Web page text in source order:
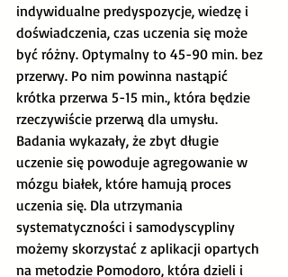
indywidualne predyspozycje, wiedzę i
doświadczenia, czas uczenia się może
być różny. Optymalny to 45-90 min. bez
przerwy. Po nim powinna nastąpić
krótka przerwa 5-15 min., która będzie
rzeczywiście przerwą dla umysłu.
Badania wykazały, że zbyt długie
uczenie się powoduje agregowanie w
mózgu białek, które hamują proces
uczenia się. Dla utrzymania
systematyczności i samodyscypliny
możemy skorzystać z aplikacji opartych
na metodzie Pomodoro, która dzieli i